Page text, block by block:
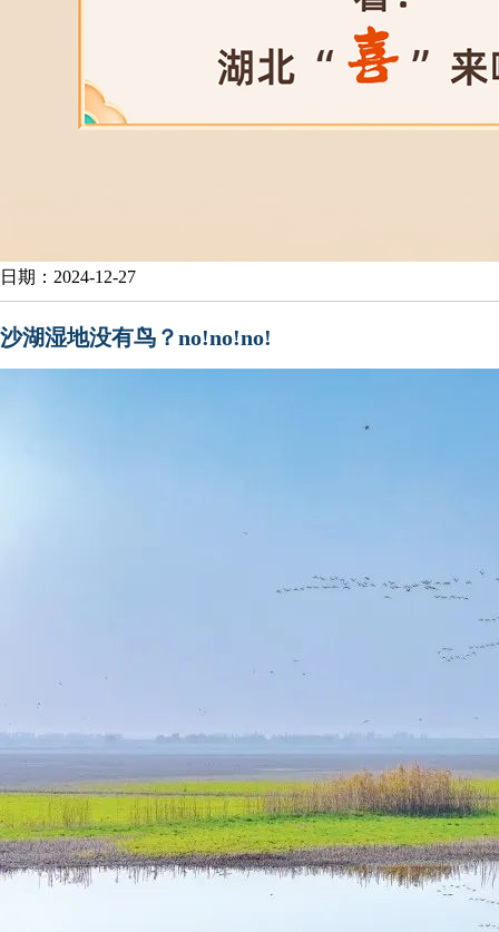
日期：2024-12-27
沙湖湿地没有鸟？no!no!no!